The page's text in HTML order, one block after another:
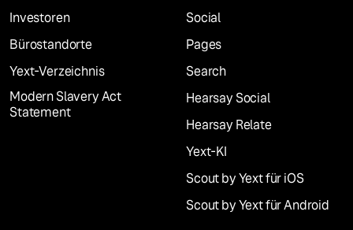
Investoren
Bürostandorte
Yext-Verzeichnis
Modern Slavery Act
Statement
Social
Pages
Search
Hearsay Social
Hearsay Relate
Yext-KI
Scout by Yext für iOS
Scout by Yext für Android